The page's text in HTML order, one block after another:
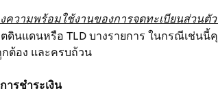
งความพร้อมใช้งานของการจดทะเบียนส่วนตั
ตดินแดนหรือ TLD บางรายการ ในกรณีเช่
ต้อง และครบถ้วน
ารชำระเงิน